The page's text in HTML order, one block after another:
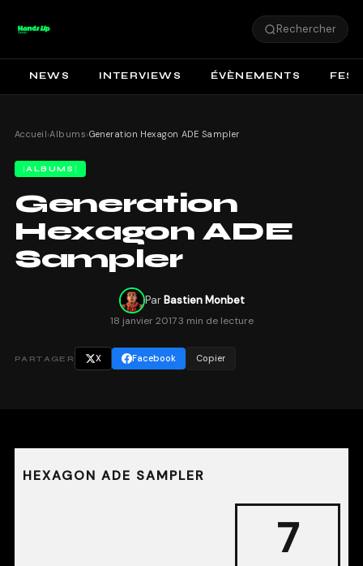
Rechercher
NEWS INTERVIEWS ÉVÈNEMENTS
Accueil›Albums›Generation Hexagon ADE Sampler
ALBUMS
Generation
Hexagon ADE
Sampler
ParBastien Monbet
18 janvier 2017·3 min de lecture
PARTAGER X Facebook Copier
HEXAGON ADE SAMPLER
7